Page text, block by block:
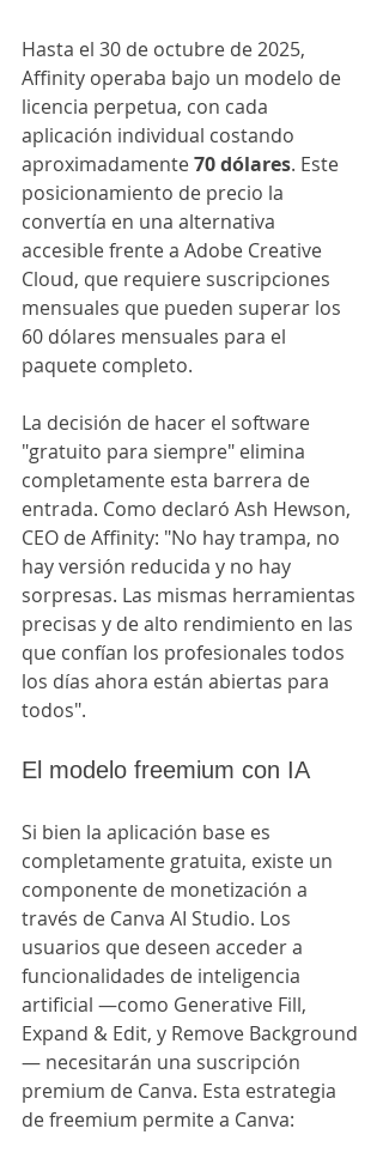
Hasta el 30 de octubre de 2025,
Affinity operaba bajo un modelo de
licencia perpetua, con cada
aplicación individual costando
aproximadamente 70 dólares. Este
posicionamiento de precio la
convertía en una alternativa
accesible frente a Adobe Creative
Cloud, que requiere suscripciones
mensuales que pueden superar los
60 dólares mensuales para el
paquete completo.
La decisión de hacer el software
"gratuito para siempre" elimina
completamente esta barrera de
entrada. Como declaró Ash Hewson,
CEO de Affinity: "No hay trampa, no
hay versión reducida y no hay
sorpresas. Las mismas herramientas
precisas y de alto rendimiento en las
que confían los profesionales todos
los días ahora están abiertas para
todos".
El modelo freemium con IA
Si bien la aplicación base es
completamente gratuita, existe un
componente de monetización a
través de Canva AI Studio. Los
usuarios que deseen acceder a
funcionalidades de inteligencia
artificial —como Generative Fill,
Expand & Edit, y Remove Background
— necesitarán una suscripción
premium de Canva. Esta estrategia
de freemium permite a Canva: